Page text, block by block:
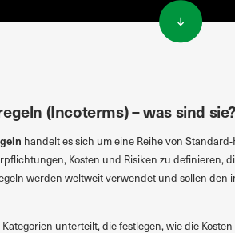
(Incoterms) – was sind sie?
handelt es sich um eine Reihe von
Kosten und Risiken zu definieren,
werden weltweit verwendet und sollen
unterteilt, die festlegen, wie die